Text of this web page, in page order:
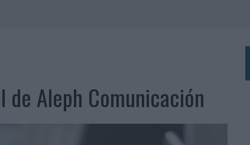
MEDIOS CONTROLADOS MANTIENEN EL CRECIMIENTO
Y SUPERA AL MÓVIL COMO DISPOSITIVO MÁS UTILIZADO
COMERCIAL GLOBAL
Aleph Comunicación